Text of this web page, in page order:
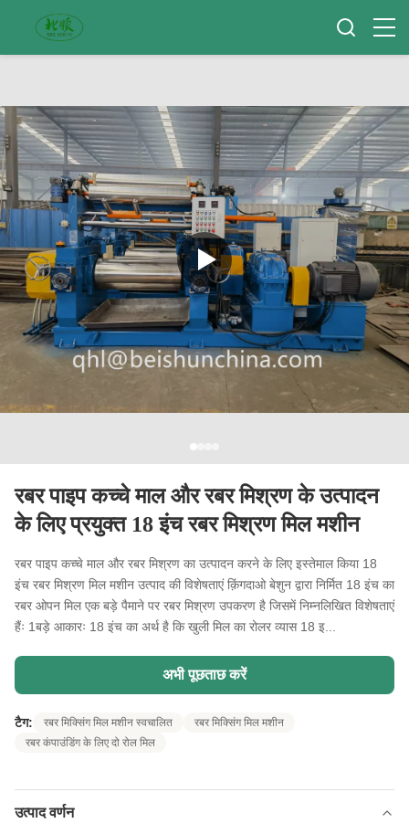
रबर पाइप कच्चे माल और रबर मिश्रण के उत्पादन
के लिए प्रयुक्त 18 इंच रबर मिश्रण मिल मशीन
रबर पाइप कच्चे माल और रबर मिश्रण का उत्पादन करने के लिए इस्तेमाल किया 18
इंच रबर मिश्रण मिल मशीन उत्पाद की विशेषताएं क़िंगदाओ बेशुन द्वारा निर्मित 18 इंच का
रबर ओपन मिल एक बड़े पैमाने पर रबर मिश्रण उपकरण है जिसमें निम्नलिखित विशेषताएं
हैंः 1बड़े आकारः 18 इंच का अर्थ है कि खुली मिल का रोलर व्यास 18 इ...
अभी पूछताछ करें
टैग: रबर मिक्सिंग मिल मशीन स्वचालित
रबर मिक्सिंग मिल मशीन
रबर कंपाउंडिंग के लिए दो रोल मिल
उत्पाद वर्णन